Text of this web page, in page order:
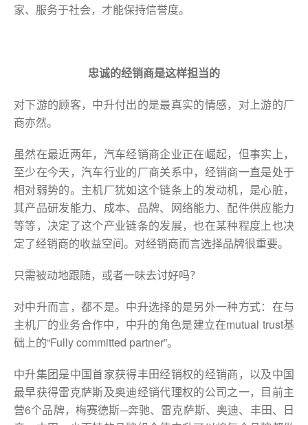
家、服务于社会，才能保持信誉度。
忠诚的经销商是这样担当的
对下游的顾客，中升付出的是最真实的情感，对上游的厂
商亦然。
虽然在最近两年，汽车经销商企业正在崛起，但事实上，
至少在今天，汽车行业的厂商关系中，经销商一直是处于
相对弱势的。主机厂犹如这个链条上的发动机，是心脏，
其产品研发能力、成本、品牌、网络能力、配件供应能力
等等，决定了这个产业链条的发展，也在某种程度上也决
定了经销商的收益空间。对经销商而言选择品牌很重要。
只需被动地跟随，或者一味去讨好吗？
对中升而言，都不是。中升选择的是另外一种方式：在与
主机厂的业务合作中，中升的角色是建立在mutual trust基
础上的“Fully committed partner”。
中升集团是中国首家获得丰田经销权的经销商，以及中国
最早获得雷克萨斯及奥迪经销代理权的公司之一，目前主
营6个品牌，梅赛德斯─奔驰、雷克萨斯、奥迪、丰田、日